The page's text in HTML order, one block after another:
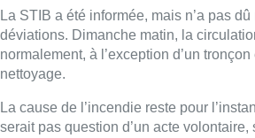
La STIB a été informée, mais n’a pas
déviations. Dimanche matin, la
normalement, à l’exception d’un
nettoyage.
La cause de l’incendie reste pour
serait pas question d’un acte volontaire,